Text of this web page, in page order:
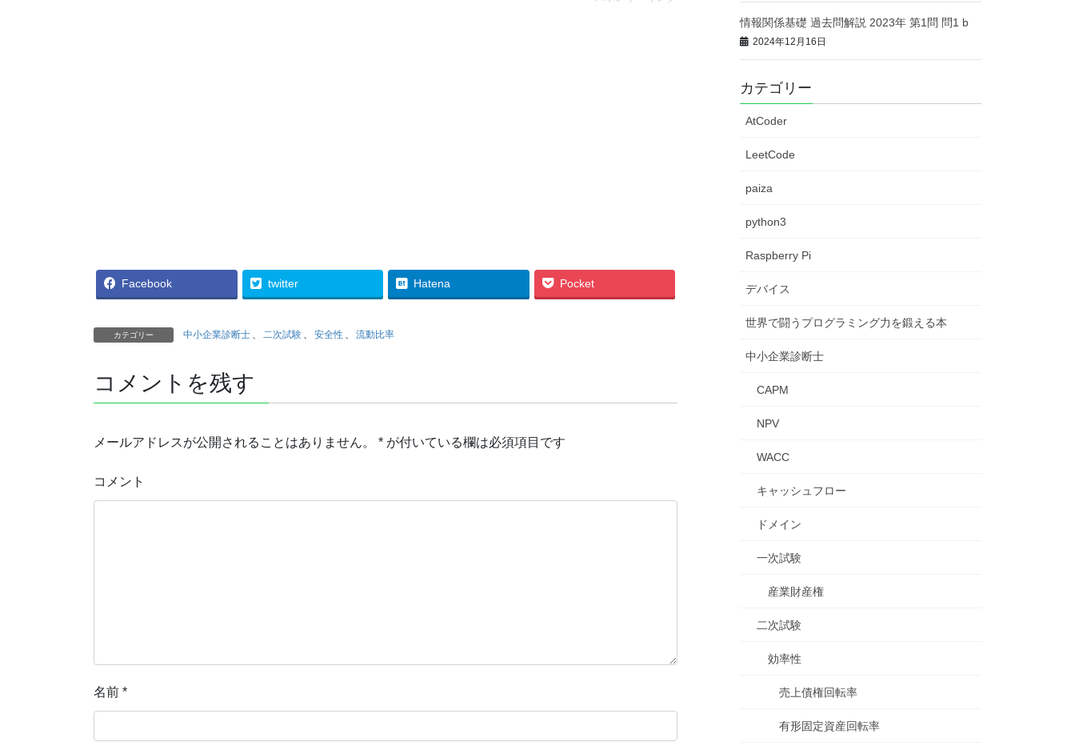
Facebook twitter Hatena Pocket
カテゴリー 中小企業診断士 、 二次試験 、 安全性 、 流動比率
コメントを残す
メールアドレスが公開されることはありません。 * が付いている欄は必須項目です
コメント
名前 *
情報関係基礎 過去問解説 2023年 第1問 問1 b
2024年12月16日
カテゴリー
AtCoder
LeetCode
paiza
python3
Raspberry Pi
デバイス
世界で闘うプログラミング力を鍛える本
中小企業診断士
CAPM
NPV
WACC
キャッシュフロー
ドメイン
一次試験
産業財産権
二次試験
効率性
売上債権回転率
有形固定資産回転率